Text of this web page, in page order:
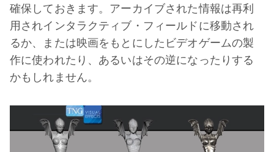
確保しておきます。アーカイブされた情報は再利
用されインタラクティブ・フィールドに移動され
るか、または映画をもとにしたビデオゲームの製
作に使われたり、あるいはその逆になったりする
かもしれません。